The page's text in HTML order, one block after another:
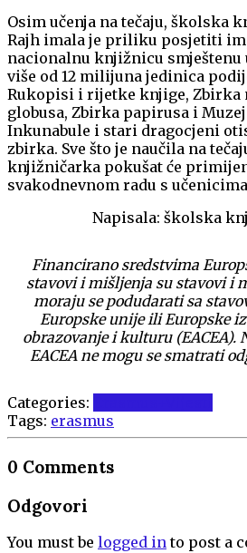
Osim učenja na tečaju, školska
Rajh imala je priliku posjetiti
nacionalnu knjižnicu smještenu
više od 12 milijuna jedinica
Rukopisi i rijetke knjige, Zbirka
globusa, Zbirka papirusa i
Inkunabule i stari dragocjeni
zbirka. Sve što je naučila na
knjižničarka pokušat će
svakodnevnom radu s
Napisala: školska
Financirano sredstvima
stavovi i mišljenja su stavovi i
moraju se podudarati sa
Europske unije ili Europske
obrazovanje i kulturu (EACEA).
EACEA ne mogu se smatrati
Categories:
Tags: erasmus
0 Comments
Odgovori
You must be logged into post a